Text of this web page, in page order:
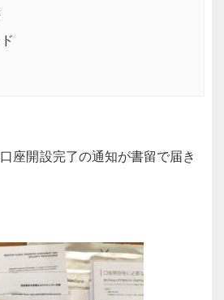
座開設完了の通知が書留で届き